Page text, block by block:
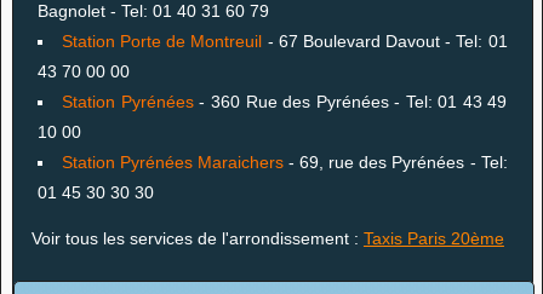
Bagnolet - Tel: 01 40 31 60 79
Station Porte de Montreuil - 67 Boulevard Davout - Tel: 01
43 70 00 00
Station Pyrénées- 360 Rue des Pyrénées - Tel: 01 43 49
10 00
Station Pyrénées Maraichers- 69, rue des Pyrénées - Tel:
01 45 30 30 30
Voir tous les services de l'arrondissement : Taxis Paris 20ème